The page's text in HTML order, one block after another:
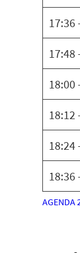
17:36
17:48
18:00
18:12
18:24
18:36